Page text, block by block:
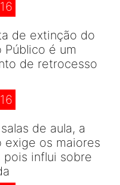
de extinção do
Público é um
de retrocesso
de aula, a
exige os maiores
pois influi sobre